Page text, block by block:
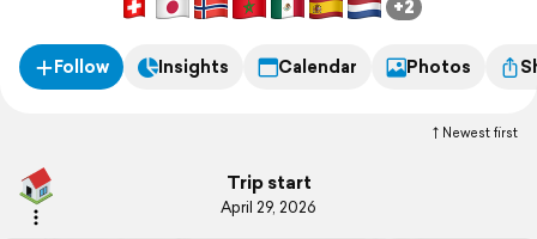
+2
Follow Insights Calendar Photos
Newest first
Trip start
April 29, 2026